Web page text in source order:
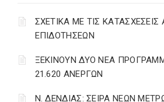
ΣΧΕΤΙΚΑ ΜΕ ΤΙΣ ΚΑΤΑΣΧΕΣΕΙΣ
ΕΠΙΔΟΤΗΣΕΩΝ
ΞΕΚΙΝΟΥΝ ΔΥΟ ΝΕΑ
21.620 ΑΝΕΡΓΩΝ
Ν. ΔΕΝΔΙΑΣ: ΣΕΙΡΑ ΝΕΩΝ